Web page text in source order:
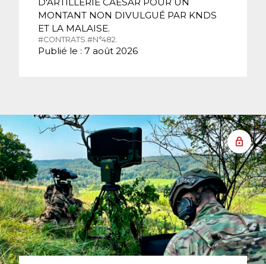
MONTANT NON DIVULGUÉ PAR KNDS
ET LA MALAISE.
#CONTRATS. #N°482.
Publié le : 7 août 2026